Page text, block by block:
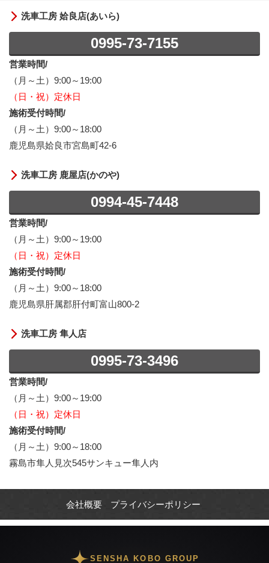
洗車工房 姶良店(あいら)
0995-73-7155
営業時間/
（月～土）9:00～19:00
（日・祝）定休日
施術受付時間/
（月～土）9:00～18:00
鹿児島県姶良市宮島町42-6
洗車工房 鹿屋店(かのや)
0994-45-7448
営業時間/
（月～土）9:00～19:00
（日・祝）定休日
施術受付時間/
（月～土）9:00～18:00
鹿児島県肝属郡肝付町富山800-2
洗車工房 隼人店
0995-73-3496
営業時間/
（月～土）9:00～19:00
（日・祝）定休日
施術受付時間/
（月～土）9:00～18:00
霧島市隼人見次545サンキュー隼人内
会社概要 プライバシーポリシー
SENSHA KOBO GROUP